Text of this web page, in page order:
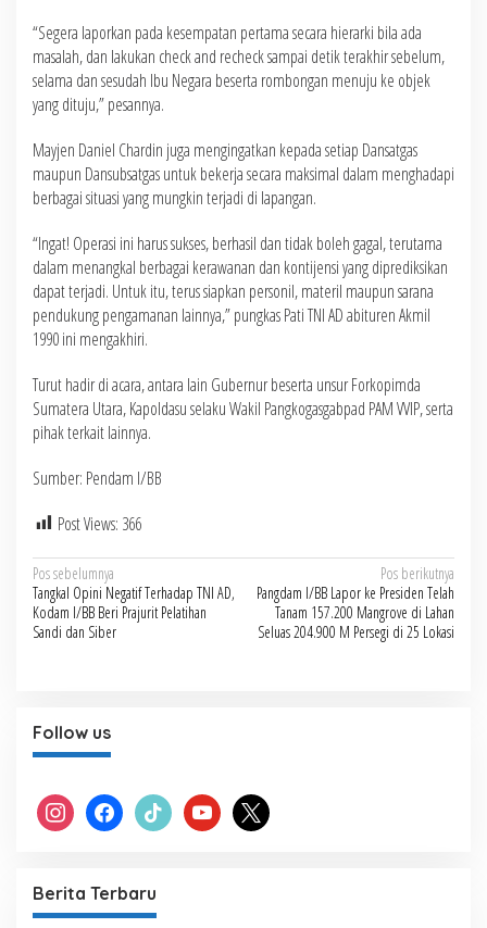
“Segera laporkan pada kesempatan pertama secara hierarki bila ada
masalah, dan lakukan check and recheck sampai detik terakhir sebelum,
selama dan sesudah Ibu Negara beserta rombongan menuju ke objek
yang dituju,” pesannya.
Mayjen Daniel Chardin juga mengingatkan kepada setiap Dansatgas
maupun Dansubsatgas untuk bekerja secara maksimal dalam menghadapi
berbagai situasi yang mungkin terjadi di lapangan.
“Ingat! Operasi ini harus sukses, berhasil dan tidak boleh gagal, terutama
dalam menangkal berbagai kerawanan dan kontijensi yang diprediksikan
dapat terjadi. Untuk itu, terus siapkan personil, materil maupun sarana
pendukung pengamanan lainnya,” pungkas Pati TNI AD abituren Akmil
1990 ini mengakhiri.
Turut hadir di acara, antara lain Gubernur beserta unsur Forkopimda
Sumatera Utara, Kapoldasu selaku Wakil Pangkogasgabpad PAM VVIP, serta
pihak terkait lainnya.
Sumber: Pendam I/BB
Post Views: 366
Navigasi
pos
Pos sebelumnya
Tangkal Opini Negatif Terhadap TNI AD,
Kodam I/BB Beri Prajurit Pelatihan
Sandi dan Siber
Pos berikutnya
Pangdam I/BB Lapor ke Presiden Telah
Tanam 157.200 Mangrove di Lahan
Seluas 204.900 M Persegi di 25 Lokasi
Follow us
instagram facebook tiktok youtube x
Berita Terbaru